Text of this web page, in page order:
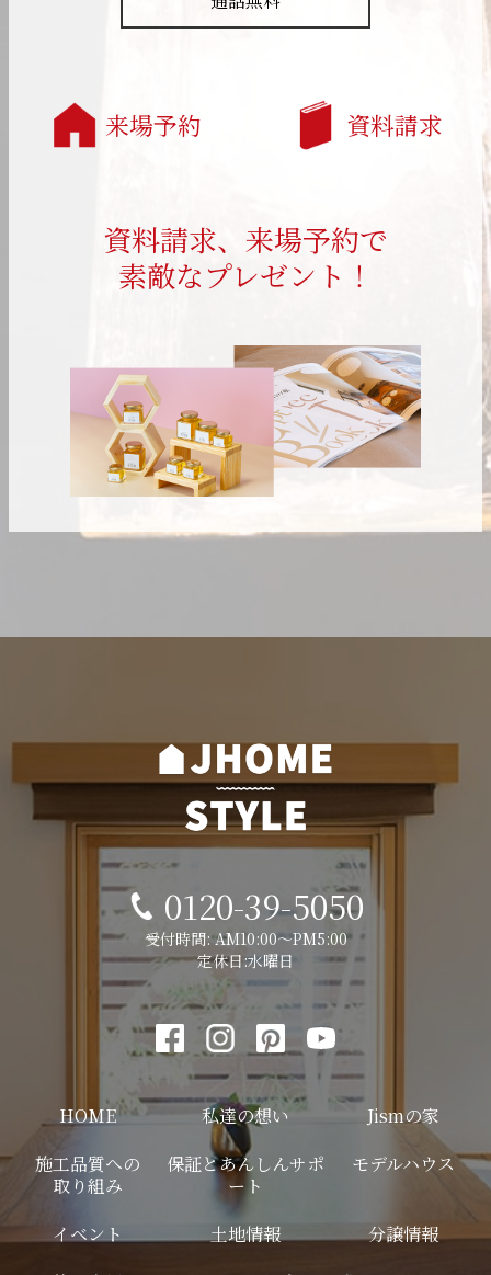
来場予約 資料請求
資料請求、来場予約で
素敵なプレゼント！
0120-39-5050
受付時間: AM10:00～PM5:00
定休日:水曜日
HOME 私達の想い
Jismの家
施工品質への
取り組み
保証とあんしんサポ
ート
モデルハウス
イベント 土地情報
分譲情報